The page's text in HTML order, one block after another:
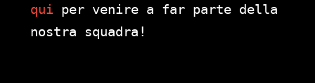
qui per venire a far parte della
nostra squadra!